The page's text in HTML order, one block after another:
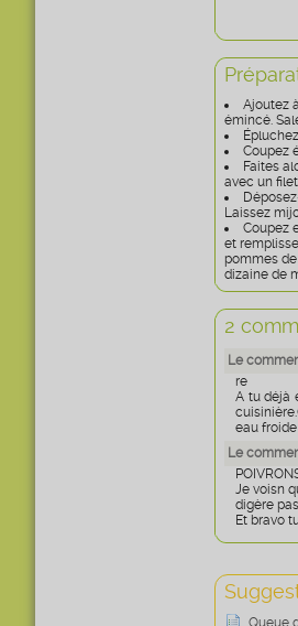
Ajoutez
émincé.
Coupez
Faites
avec un
Laissez
Coupez
et
pommes
dizaine de
2
Le
re
A tu déjà
eau
Le
Je voisn
digère
Et bravo
Queue